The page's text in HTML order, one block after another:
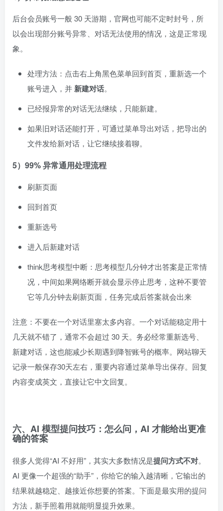
后台会员账号一般 30 天游期，官网也可能不定时封号，所
以会出现部分账号异常、对话无法使用的情况，这是正常现
象。
处理方法：点击右上角黑色菜单回到首页，重新选一个
账号进入，并新建对话。
已经报异常的对话无法继续，只能新建。
如果旧对话还能打开，可通过菜单导出对话，把导出的
文件发给新对话，让它继续接着聊。
5）99% 异常通用处理流程
刷新页面
回到首页
重新选号
进入后新建对话
think思考模型中断：思考模型几分钟才出答案是正常情
况，中间如果网络断开就会显示停止思考，这种不要管
它等几分钟去刷新页面，任务完成后答案就会出来
注意：不要在一个对话里塞太多内容。一个对话能稳定用十
几天就不错了，通常不会超过 30 天。务必经常重新选号、
新建对话，这也能减少长期遇到降智账号的概率。网站聊天
记录一般保存30天左右，重要内容通过菜单导出保存。回复
内容变成英文，直接让它中文回复。
六、AI 模型提问技巧：怎么问，AI 才能给出更准
确的答案
很多人觉得“AI 不好用”，其实大多数情况是提问方式不对。
AI 更像一个超强的“助手”，你给它的输入越清晰，它输出的
结果就越稳定、越接近你想要的答案。下面是最实用的提问
方法，新手照着用就能明显提升效果。